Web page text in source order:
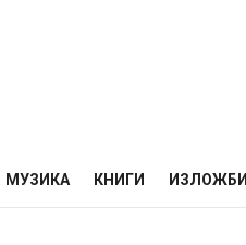
МУЗИКА КНИГИ ИЗЛОЖБИ